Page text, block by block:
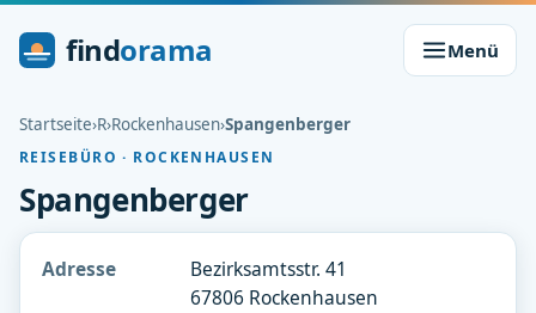
findorama Menü
Startseite›R›Rockenhausen›Spangenberger
REISEBÜRO · ROCKENHAUSEN
Spangenberger
Adresse
Bezirksamtsstr. 41
67806 Rockenhausen